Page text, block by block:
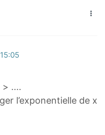
....
l’exponentielle de x